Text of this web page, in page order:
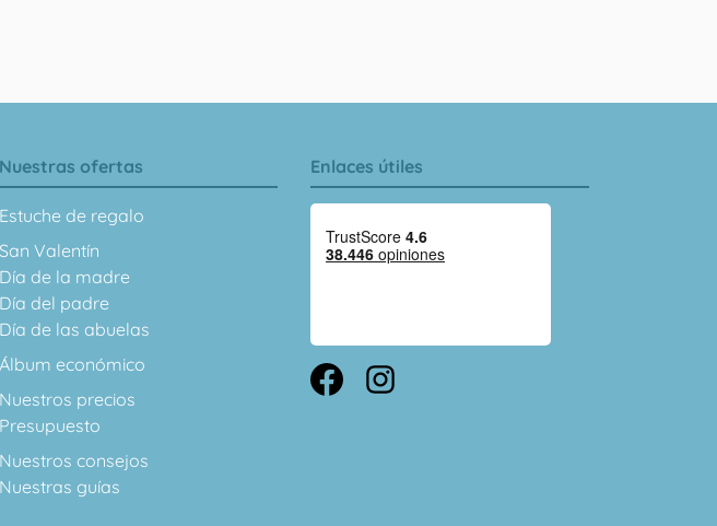
Nuestras ofertas
Estuche de regalo
San Valentín
Día de la madre
Día del padre
Día de las abuelas
Álbum económico
Nuestros precios
Presupuesto
Nuestros consejos
Nuestras guías
Enlaces útiles